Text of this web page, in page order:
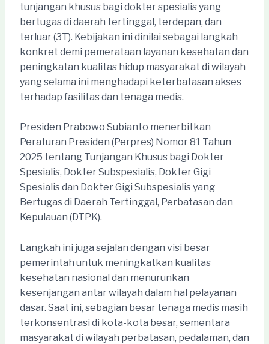
tunjangan khusus bagi dokter spesialis yang
bertugas di daerah tertinggal, terdepan, dan
terluar (3T). Kebijakan ini dinilai sebagai langkah
konkret demi pemerataan layanan kesehatan dan
peningkatan kualitas hidup masyarakat di wilayah
yang selama ini menghadapi keterbatasan akses
terhadap fasilitas dan tenaga medis.
Presiden Prabowo Subianto menerbitkan
Peraturan Presiden (Perpres) Nomor 81 Tahun
2025 tentang Tunjangan Khusus bagi Dokter
Spesialis, Dokter Subspesialis, Dokter Gigi
Spesialis dan Dokter Gigi Subspesialis yang
Bertugas di Daerah Tertinggal, Perbatasan dan
Kepulauan (DTPK).
Langkah ini juga sejalan dengan visi besar
pemerintah untuk meningkatkan kualitas
kesehatan nasional dan menurunkan
kesenjangan antar wilayah dalam hal pelayanan
dasar. Saat ini, sebagian besar tenaga medis masih
terkonsentrasi di kota-kota besar, sementara
masyarakat di wilayah perbatasan, pedalaman, dan